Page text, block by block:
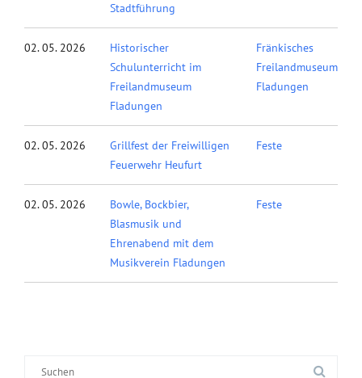
Stadtführung
02. 05. 2026
Historischer
Schulunterricht im
Freilandmuseum
Fladungen
Fränkisches
Freilandmuseum
Fladungen
02. 05. 2026
Grillfest der Freiwilligen
Feuerwehr Heufurt
Feste
02. 05. 2026
Bowle, Bockbier,
Blasmusik und
Ehrenabend mit dem
Musikverein Fladungen
Feste